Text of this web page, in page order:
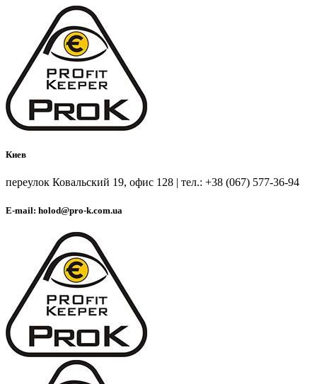
Киев
переулок Ковальский 19, офис 128 | тел.: +38 (067) 577-36-94
E-mail: holod@pro-k.com.ua